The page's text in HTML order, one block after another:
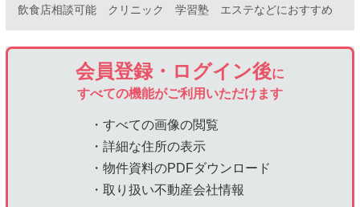
飲食店相談可能 クリニック 学習塾 エステなどにおすすめ
会員登録・ログイン後に
すべての機能がご利用いただけます
・すべての画像の閲覧
・詳細な住所の表示
・物件資料のPDFダウンロード
・取り扱い不動産会社情報